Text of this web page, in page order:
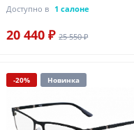
Доступно в 1 салоне
20 440 ₽ 25 550 ₽
-20% Новинка